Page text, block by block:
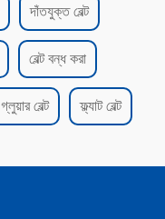
দাঁতযুক্ত বেল্ট
বেল্ট বন্ধ করা
বেল্ট ফ্ল্যাট বেল্ট